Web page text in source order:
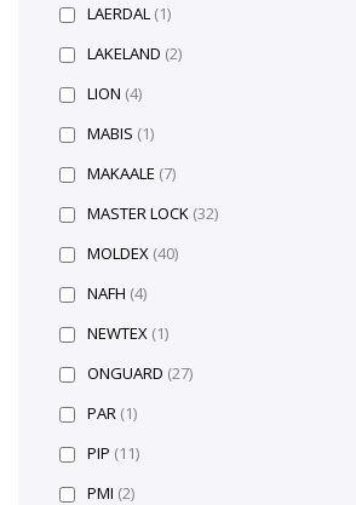
LAERDAL (1)
LAKELAND (2)
LION (4)
MABIS (1)
MAKAALE (7)
MASTER LOCK (32)
MOLDEX (40)
NAFH (4)
NEWTEX (1)
ONGUARD (27)
PAR (1)
PIP (11)
PMI (2)